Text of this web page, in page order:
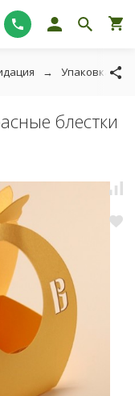
Упаковка
блестки